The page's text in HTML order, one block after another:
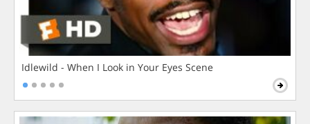
Idlewild - When I Look in Your Eyes Scene